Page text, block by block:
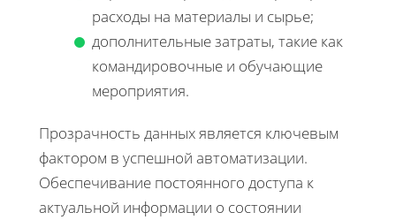
расходы на материалы и сырье;
дополнительные затраты, такие как
командировочные и обучающие
мероприятия.
Прозрачность данных является ключевым
фактором в успешной автоматизации.
Обеспечивание постоянного доступа к
актуальной информации о состоянии